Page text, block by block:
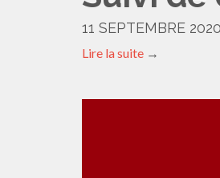
11 SEPTEMBRE
Lire la suite →